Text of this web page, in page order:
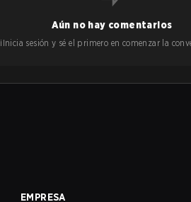
Aún no hay comentarios
¡Inicia sesión y sé el primero en comenzar la
EMPRESA